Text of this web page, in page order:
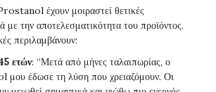
έχουν μοιραστεί θετικές
με την αποτελεσματικότητα του προϊόντος.
περιλαμβάνουν:
ετών: “Μετά από μήνες ταλαιπωρίας, ο
έδωσε τη λύση που χρειαζόμουν. Οι